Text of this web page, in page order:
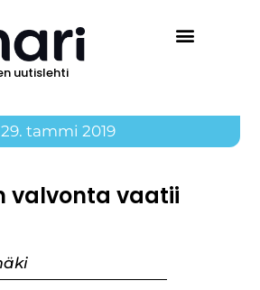
uutislehti
29. tammi 2019
valvonta vaatii